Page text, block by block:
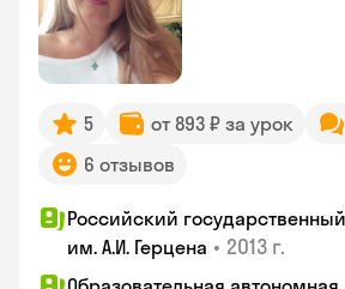
5 от 893 ₽ за урок
6 отзывов
Российский
им. А.И. Герцена • 2013 г.